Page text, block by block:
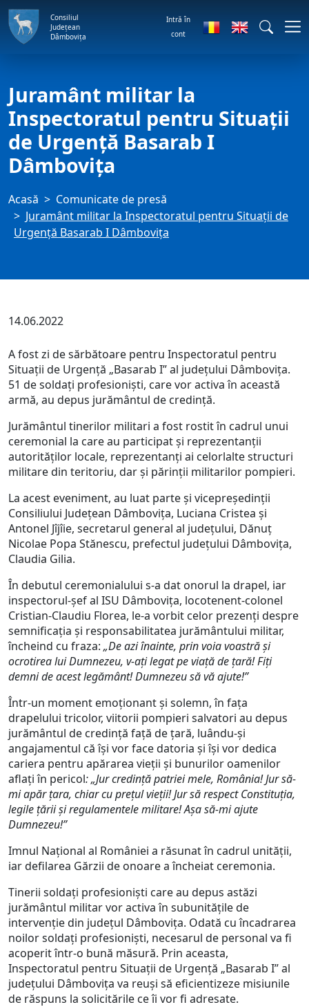
Consiliul
Județean
Dâmbovița
Intră în
cont
Juramânt militar la
Inspectoratul pentru Situații
de Urgență Basarab I
Dâmbovița
Acasă
Comunicate de presă
Juramânt militar la Inspectoratul pentru Situații de
Urgență Basarab I Dâmbovița
14.06.2022
A fost zi de sărbătoare pentru Inspectoratul pentru
Situații de Urgență „Basarab I” al județului Dâmbovița.
51 de soldați profesioniști, care vor activa în această
armă, au depus jurământul de credință.
Jurământul tinerilor militari a fost rostit în cadrul unui
ceremonial la care au participat și reprezentanții
autorităților locale, reprezentanți ai celorlalte structuri
militare din teritoriu, dar și părinții militarilor pompieri.
La acest eveniment, au luat parte și vicepreședinții
Consiliului Județean Dâmbovița, Luciana Cristea și
Antonel Jîjîie, secretarul general al județului, Dănuț
Nicolae Popa Stănescu, prefectul județului Dâmbovița,
Claudia Gilia.
În debutul ceremonialului s-a dat onorul la drapel, iar
inspectorul-șef al ISU Dâmbovița, locotenent-colonel
Cristian-Claudiu Florea, le-a vorbit celor prezenți despre
semnificația și responsabilitatea jurământului militar,
încheind cu fraza: „De azi înainte, prin voia voastră și
ocrotirea lui Dumnezeu, v-ați legat pe viață de țară! Fiți
demni de acest legământ! Dumnezeu să vă ajute!”
Într-un moment emoționant și solemn, în fața
drapelului tricolor, viitorii pompieri salvatori au depus
jurământul de credinţă faţă de ţară, luându-și
angajamentul că își vor face datoria și își vor dedica
cariera pentru apărarea vieții și bunurilor oamenilor
aflați în pericol: „Jur credinţă patriei mele, România! Jur să-
mi apăr ţara, chiar cu preţul vieţii! Jur să respect Constituţia,
legile ţării şi regulamentele militare! Aşa să-mi ajute
Dumnezeu!”
Imnul Național al României a răsunat în cadrul unității,
iar defilarea Gărzii de onoare a încheiat ceremonia.
Tinerii soldaţi profesionişti care au depus astăzi
jurământul militar vor activa în subunităţile de
intervenţie din județul Dâmbovița. Odată cu încadrarea
noilor soldați profesioniști, necesarul de personal va fi
acoperit într-o bună măsură. Prin aceasta,
Inspectoratul pentru Situații de Urgență „Basarab I” al
județului Dâmbovița va reuși să eficientizeze misiunile
de răspuns la solicitările ce îi vor fi adresate.